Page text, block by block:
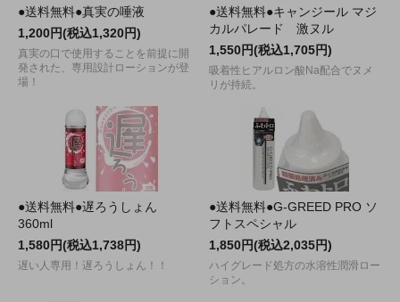
●送料無料●真実の唾液
1,200円(税込1,320円)
真実の口で使用することを前提に開
発された、専用設計ローションが登
場！
●送料無料●キャンジール マジ
カルパレード 激ヌル
1,550円(税込1,705円)
吸着性ヒアルロン酸Na配合でヌメ
リが持続。
●送料無料●遅ろうしょん
360ml
1,580円(税込1,738円)
遅い人専用！遅ろうしょん！！
●送料無料●G-GREED PRO ソ
フトスペシャル
1,850円(税込2,035円)
ハイグレード処方の水溶性潤滑ロー
ション。